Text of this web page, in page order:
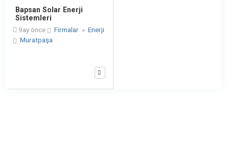
Bapsan Solar Enerji
Sistemleri
9ay önce
Firmalar » Enerji
Muratpaşa